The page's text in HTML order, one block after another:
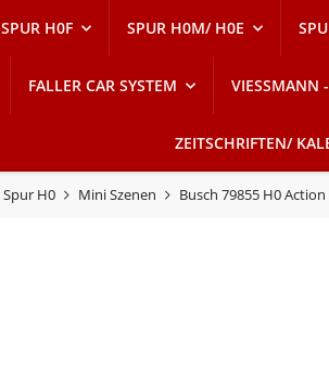
SPUR H0F SPUR H0M/ H0E
FALLER CAR SYSTEM VIESSMANN
ZEITSCHRIFTEN/
Spur H0 Mini Szenen Busch 79855 H0